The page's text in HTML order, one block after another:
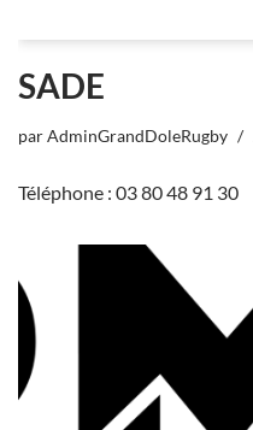
SADE
parAdminGrandDoleRugby
Téléphone : 03 80 48 91 30